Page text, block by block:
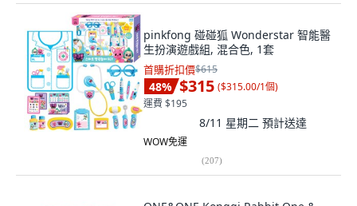
pinkfong 碰碰狐 Wonderstar 智能醫
生扮演遊戲組, 混合色, 1套
首購折扣價$615
48% $315 ($315.00/1個)
運費 $195
8/11 星期二 預計送達
WOW免運
(207)